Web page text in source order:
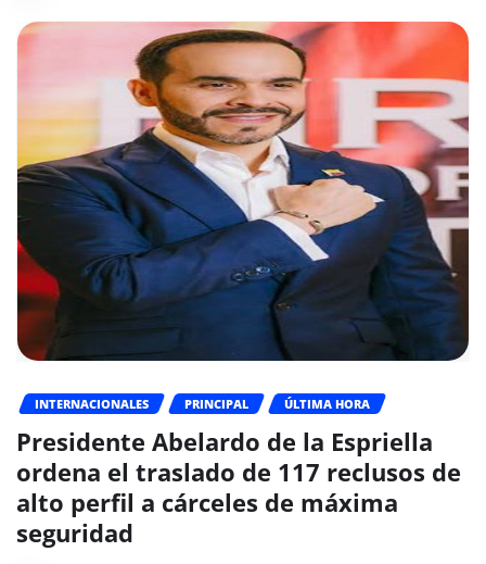
INTERNACIONALES PRINCIPAL ÚLTIMA HORA
Presidente Abelardo de la Espriella
ordena el traslado de 117 reclusos de
alto perfil a cárceles de máxima
seguridad